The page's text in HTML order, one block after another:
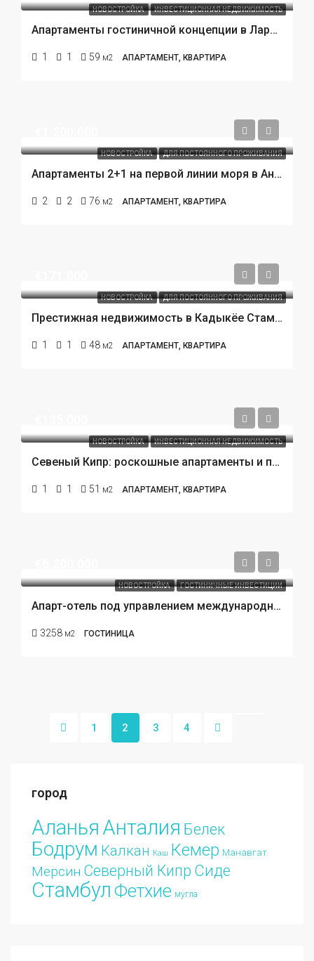
НОВОСТРОЙКА ИНВЕСТИЦИОННАЯ НЕДВИЖИМОСТЬ
Апартаменты гостиничной концепции в Ларе Анталья: жизнь у моря и максимум комфорта
1 1 59 м2 АПАРТАМЕНТ, КВАРТИРА
НОВОСТРОЙКА ДЛЯ ПОСТОЯННОГО ПРОЖИВАНИЯ
Апартаменты 2+1 на первой линии моря в Анталии: жизнь у самого берега и выгодные инвестиции
2 2 76 м2 АПАРТАМЕНТ, КВАРТИРА
НОВОСТРОЙКА ДЛЯ ПОСТОЯННОГО ПРОЖИВАНИЯ
Престижная недвижимость в Кадыкёе Стамбул: современный жилой проект с высоким инвестиционным потенциалом
1 1 48 м2 АПАРТАМЕНТ, КВАРТИРА
НОВОСТРОЙКА ИНВЕСТИЦИОННАЯ НЕДВИЖИМОСТЬ
Севеный Кипр: роскошные апартаменты и пентхаусы в Искеле с гарантированным доходом от аренды
1 1 51 м2 АПАРТАМЕНТ, КВАРТИРА
НОВОСТРОЙКА ГОСТИНИЧНЫЕ ИНВЕСТИЦИИ
Апарт-отель под управлением международного бренда в Алтынташ Анталия. Готовая инвестиция за 6,2 млн евро
3258 м2 ГОСТИНИЦА
1 2 3 4
город
Аланья Анталия Белек
Бодрум Калкан Каш Кемер Манавгат
Мерсин Северный Кипр Сиде
Стамбул Фетхие мугла